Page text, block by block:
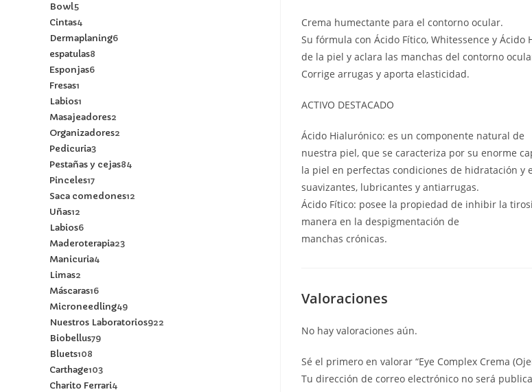
Crema humectante para el contorno ocular.
Su fórmula con Ácido Fítico, Whitessence y
de la piel y aclara las manchas del contorno
Corrige arrugas y aporta elasticidad.
ACTIVO DESTACADO
Ácido Hialurónico: es un componente natural de
nuestra piel, que se caracteriza por su enorme
la piel en perfectas condiciones de hidratación y
suavizantes, lubricantes y antiarrugas.
Ácido Fítico: posee la propiedad de inhibir la
manera en la despigmentación de
manchas crónicas.
Valoraciones
No hay valoraciones aún.
Sé el primero en valorar “Eye Complex Crema
Tu dirección de correo electrónico no será
Bowl5
Cintas4
Dermaplaning6
espatulas8
Esponjas6
Fresas1
Labios1
Masajeadores2
Organizadores2
Pedicuria3
Pestañas y cejas84
Pinceles17
Saca comedones12
Uñas12
Labios6
Maderoterapia23
Manicuria4
Limas2
Máscaras16
Microneedling49
Nuestros Laboratorios922
Biobellus79
Bluets108
Carthage103
Charito Ferrari4